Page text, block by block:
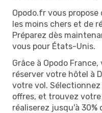
Opodo.fr vous
les moins chers et de
Préparez dès
vous pour États-Unis.
Grâce à Opodo
réserver votre hôtel à
votre vol.
offres, et trouvez
réaliserez jusqu'à 30%